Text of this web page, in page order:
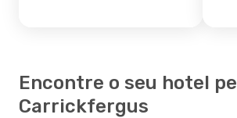
Encontre o seu hotel
Carrickfergus